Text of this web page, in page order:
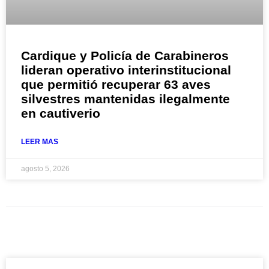
Cardique y Policía de Carabineros
lideran operativo interinstitucional
que permitió recuperar 63 aves
silvestres mantenidas ilegalmente
en cautiverio
LEER MAS
agosto 5, 2026